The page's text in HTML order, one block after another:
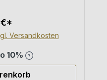
€*
Versandkosten
10%